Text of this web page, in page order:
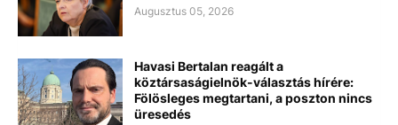
Augusztus 05, 2026
Havasi Bertalan reagált a
köztársaságielnök-választás hírére:
Fölösleges megtartani, a poszton nincs
üresedés